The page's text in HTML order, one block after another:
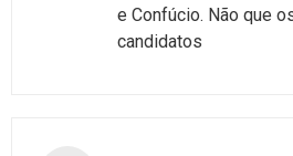
e Confúcio. Não que
candidatos